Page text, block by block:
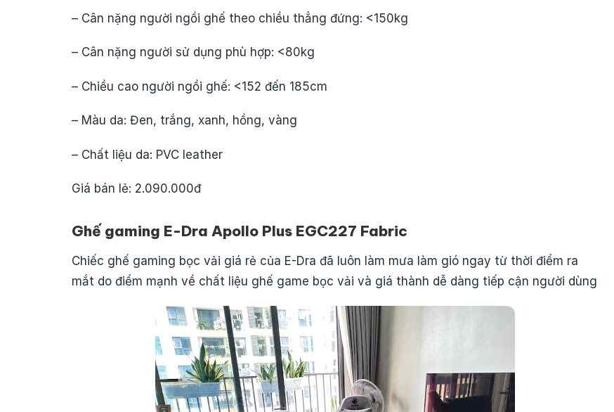
– Cân nặng người ngồi ghế theo chiều thẳng đứng: <150kg
– Cân nặng người sử dụng phù hợp: <80kg
– Chiều cao người ngồi ghế: <152 đến 185cm
– Màu da: Đen, trắng, xanh, hồng, vàng
– Chất liệu da: PVC leather
Giá bán lẻ: 2.090.000đ
Ghế gaming E-Dra Apollo Plus EGC227 Fabric
Chiếc ghế gaming bọc vải giá rẻ của E-Dra đã luôn làm mưa làm gió ngay từ thời điểm ra
mắt do điểm mạnh về chất liệu ghế game bọc vải và giá thành dễ dàng tiếp cận người dùng